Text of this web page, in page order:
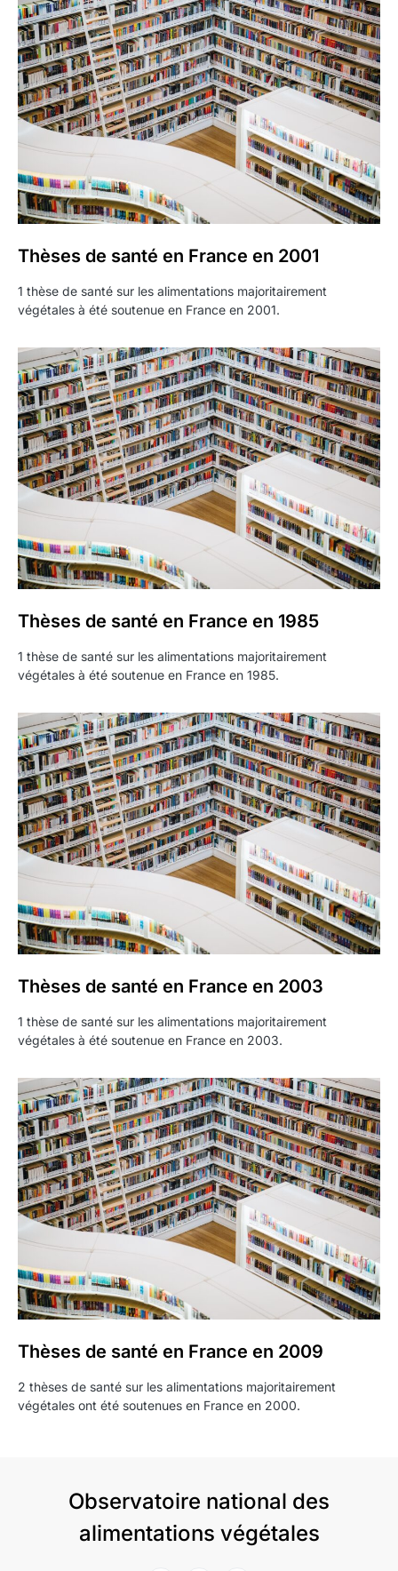
Thèses de santé en France en 2001
1 thèse de santé sur les alimentations majoritairement
végétales à été soutenue en France en 2001.
Thèses de santé en France en 1985
1 thèse de santé sur les alimentations majoritairement
végétales à été soutenue en France en 1985.
Thèses de santé en France en 2003
1 thèse de santé sur les alimentations majoritairement
végétales à été soutenue en France en 2003.
Thèses de santé en France en 2009
2 thèses de santé sur les alimentations majoritairement
végétales ont été soutenues en France en 2000.
Observatoire national des
alimentations végétales